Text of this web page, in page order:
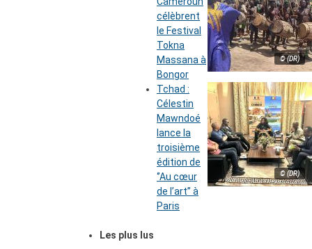
© (DR)
célèbrent
le Festival
Tokna
Massana à
Bongor
© (DR)
Tchad :
Célestin
Mawndoé
lance la
troisième
édition de
‘’Au cœur
de l’art’’ à
Paris
Les plus lus